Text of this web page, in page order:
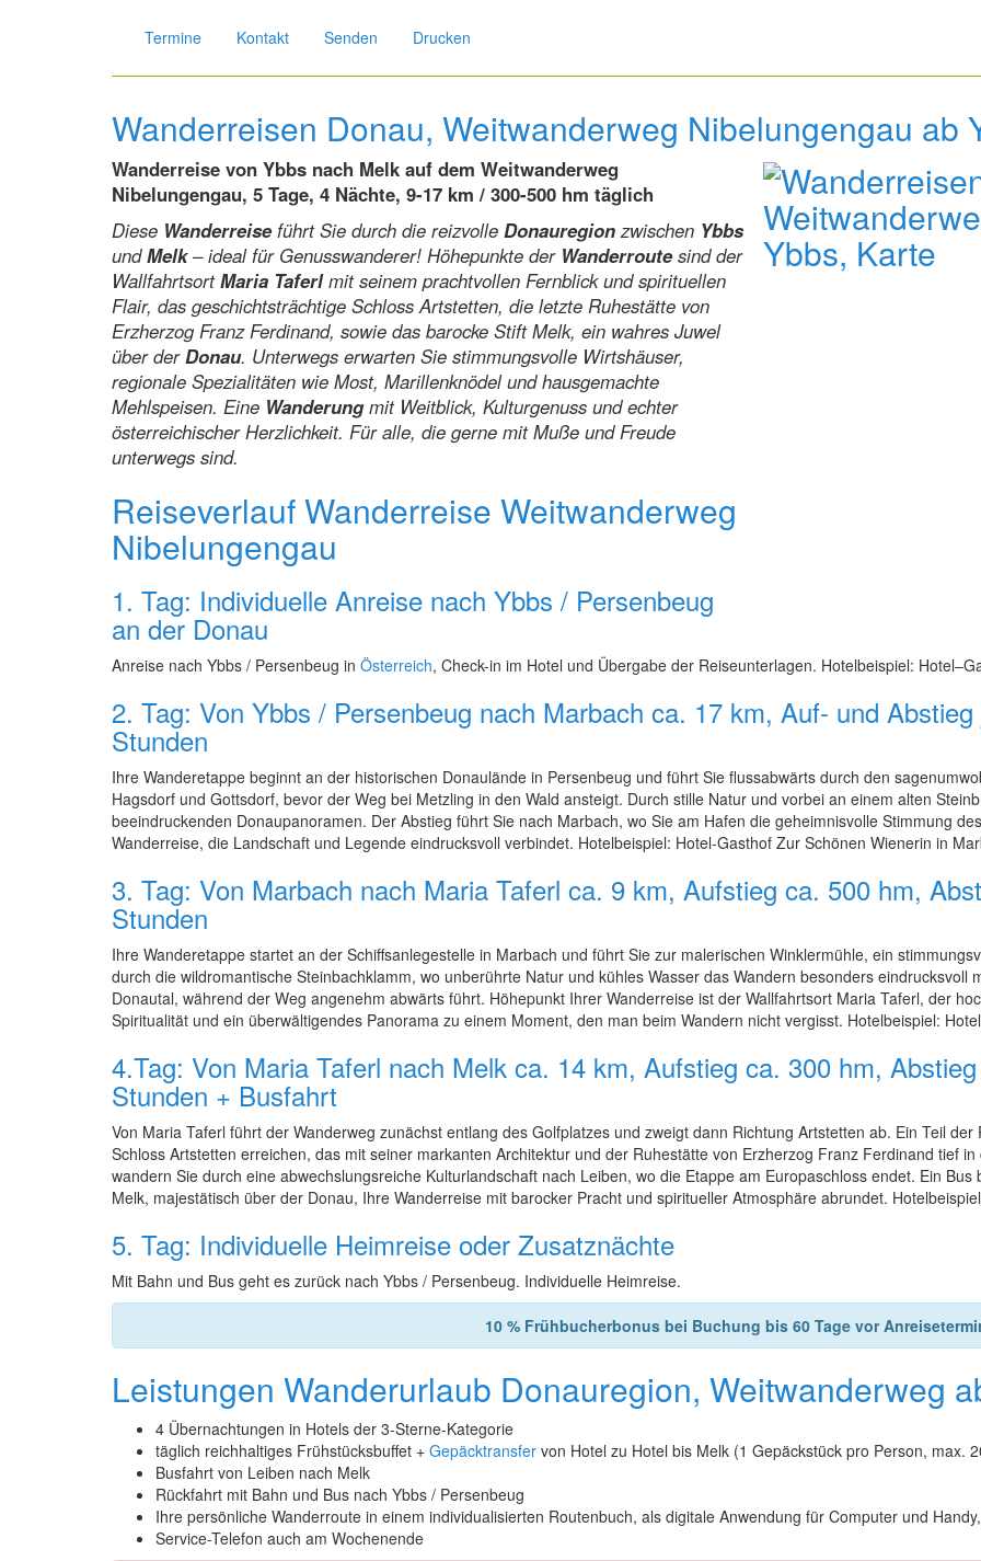
Termine Kontakt Senden Drucken
Wanderreisen Donau, Weitwanderweg Nibelungengau ab
Wanderreise von Ybbs nach Melk auf dem Weitwanderweg
Nibelungengau, 5 Tage, 4 Nächte, 9-17 km / 300-500 hm täglich
Diese Wanderreiseführt Sie durch die reizvolle Donauregionzwischen Ybbs
undMelk– ideal für Genusswanderer! Höhepunkte der Wanderroutesind der
WallfahrtsortMaria Taferlmit seinem prachtvollen Fernblick und spirituellen
Flair, das geschichtsträchtige Schloss Artstetten, die letzte Ruhestätte von
Erzherzog Franz Ferdinand, sowie das barocke Stift Melk, ein wahres Juwel
über derDonau. Unterwegs erwarten Sie stimmungsvolle Wirtshäuser,
regionale Spezialitäten wie Most, Marillenknödel und hausgemachte
Mehlspeisen. Eine Wanderungmit Weitblick, Kulturgenuss und echter
österreichischer Herzlichkeit. Für alle, die gerne mit Muße und Freude
unterwegs sind.
Reiseverlauf Wanderreise Weitwanderweg
Nibelungengau
1. Tag: Individuelle Anreise nach Ybbs / Persenbeug
an der Donau
Anreise nach Ybbs / Persenbeug in Österreich, Check-in im Hotel und Übergabe der Reiseunterlagen. Hotelbeispiel:
2. Tag: Von Ybbs / Persenbeug nach Marbach ca. 17 km, Auf- und
Stunden
Ihre Wanderetappe beginnt an der historischen Donaulände in Persenbeug und führt Sie flussabwärts durch den
Hagsdorf und Gottsdorf, bevor der Weg bei Metzling in den Wald ansteigt. Durch stille Natur und vorbei an einem alten
beeindruckenden Donaupanoramen. Der Abstieg führt Sie nach Marbach, wo Sie am Hafen die geheimnisvolle Stimmung
Wanderreise, die Landschaft und Legende eindrucksvoll verbindet. Hotelbeispiel: Hotel-Gasthof Zur Schönen Wienerin in
3. Tag: Von Marbach nach Maria Taferl ca. 9 km, Aufstieg ca. 500 hm,
Stunden
Ihre Wanderetappe startet an der Schiffsanlegestelle in Marbach und führt Sie zur malerischen Winklermühle, ein
durch die wildromantische Steinbachklamm, wo unberührte Natur und kühles Wasser das Wandern besonders eindrucksvoll
Donautal, während der Weg angenehm abwärts führt. Höhepunkt Ihrer Wanderreise ist der Wallfahrtsort Maria Taferl, der
Spiritualität und ein überwältigendes Panorama zu einem Moment, den man beim Wandern nicht vergisst. Hotelbeispiel:
4.Tag: Von Maria Taferl nach Melk ca. 14 km, Aufstieg ca. 300 hm,
Stunden + Busfahrt
Von Maria Taferl führt der Wanderweg zunächst entlang des Golfplatzes und zweigt dann Richtung Artstetten ab. Ein Teil der
Schloss Artstetten erreichen, das mit seiner markanten Architektur und der Ruhestätte von Erzherzog Franz Ferdinand tief
wandern Sie durch eine abwechslungsreiche Kulturlandschaft nach Leiben, wo die Etappe am Europaschloss endet. Ein
Melk, majestätisch über der Donau, Ihre Wanderreise mit barocker Pracht und spiritueller Atmosphäre abrundet.
5. Tag: Individuelle Heimreise oder Zusatznächte
Mit Bahn und Bus geht es zurück nach Ybbs / Persenbeug. Individuelle Heimreise.
10 % Frühbucherbonus bei Buchung bis 60 Tage vor
Leistungen Wanderurlaub Donauregion, Weitwanderweg
4 Übernachtungen in Hotels der 3-Sterne-Kategorie
täglich reichhaltiges Frühstücksbuffet + Gepäcktransfer von Hotel zu Hotel bis Melk (1 Gepäckstück pro Person, max.
Busfahrt von Leiben nach Melk
Rückfahrt mit Bahn und Bus nach Ybbs / Persenbeug
Ihre persönliche Wanderroute in einem individualisierten Routenbuch, als digitale Anwendung für Computer und
Service-Telefon auch am Wochenende